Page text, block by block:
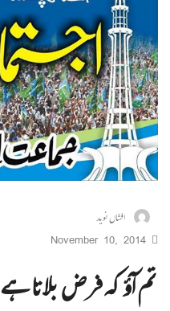
افشاں نوید
November 10, 2014
تم آؤ کہ فرض بلاتا ہے